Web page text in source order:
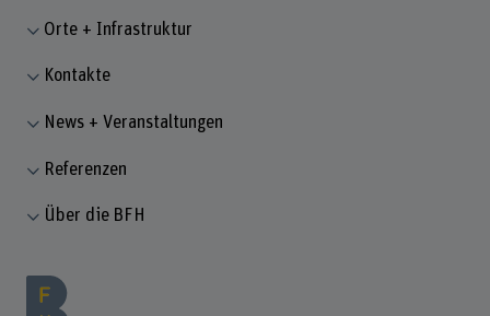
Orte + Infrastruktur
Kontakte
News + Veranstaltungen
Referenzen
Über die BFH